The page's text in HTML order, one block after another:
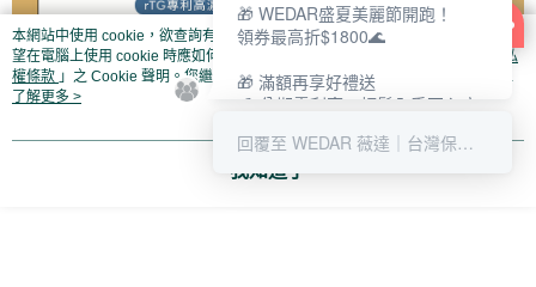
本網站中使用 cookie，欲查詢有關本網站使用 cookie 方式之詳情，及若您不希
望在電腦上使用 cookie 時應如何變更電腦的 cookie 設定，請參閱本網站「
隱私
權條款 」之 Cookie 聲明。您繼續使用本網站即表示您同意本公司得按本網站使
用條款之 Cookie 聲明使用 cookie。
了解更多 >
我知道了
🎁 WEDAR盛夏美麗節開跑！
領券最高折$1800🌊
🎁 滿額再享好禮送
💳 分期零利率，輕鬆入手不心疼
回覆至 WEDAR 薇達｜台灣保健營養領導